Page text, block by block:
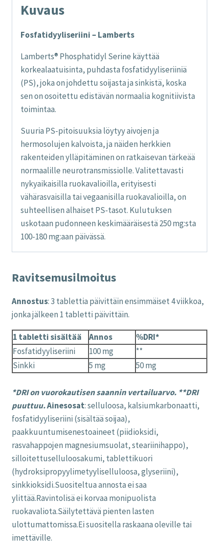
Kuvaus
Fosfatidyyliseriini – Lamberts
Lamberts® Phosphatidyl Serine käyttää
korkealaatuisinta, puhdasta fosfatidyyliseriiniä
(PS), joka on johdettu soijasta ja sinkistä, koska
sen on osoitettu edistävän normaalia kognitiivista
toimintaa.
Suuria PS-pitoisuuksia löytyy aivojen ja
hermosolujen kalvoista, ja näiden herkkien
rakenteiden ylläpitäminen on ratkaisevan tärkeää
normaalille neurotransmissiolle. Valitettavasti
nykyaikaisilla ruokavalioilla, erityisesti
vähärasvaisilla tai vegaanisilla ruokavalioilla, on
suhteellisen alhaiset PS-tasot. Kulutuksen
uskotaan pudonneen keskimääräisestä 250 mg:sta
100-180 mg:aan päivässä.
Ravitsemusilmoitus
Annostus: 3 tablettia päivittäin ensimmäiset 4 viikkoa,
jonka jälkeen 1 tabletti päivittäin.
1 tabletti sisältää Annos
%DRI*
Fosfatidyyliseriini
100 mg
**
Sinkki
5 mg 50 mg
*DRI on vuorokautisen saannin vertailuarvo. **DRI
puuttuu.Ainesosat: selluloosa, kalsiumkarbonaatti,
fosfatidyyliseriini (sisältää soijaa),
paakkuuntumisenestoaineet (piidioksidi,
rasvahappojen magnesiumsuolat, steariinihappo),
silloitettuselluloosakumi, tablettikuori
(hydroksipropyylimetyyliselluloosa, glyseriini),
sinkkioksidi.Suositeltua annosta ei saa
ylittää.Ravintolisä ei korvaa monipuolista
ruokavaliota.Säilytettävä pienten lasten
ulottumattomissa.Ei suositella raskaana oleville tai
imettäville.